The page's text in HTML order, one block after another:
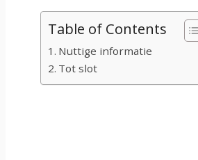
Table of Contents
Nuttige informatie
Tot slot